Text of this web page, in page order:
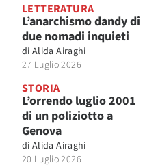
LETTERATURA
L’anarchismo dandy di
due nomadi inquieti
di Alida Airaghi
27 Luglio 2026
STORIA
L’orrendo luglio 2001
di un poliziotto a
Genova
di Alida Airaghi
20 Luglio 2026